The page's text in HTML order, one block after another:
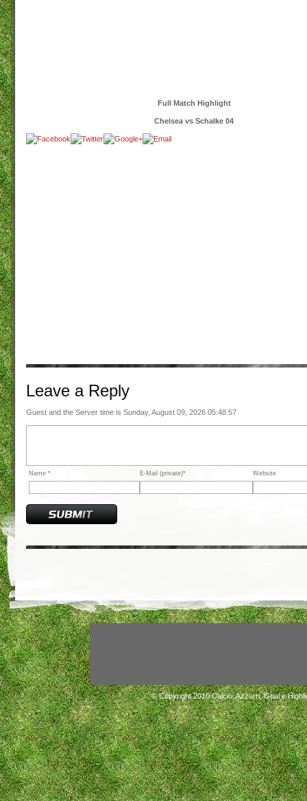
Full Match Highlight
Chelsea vs Schalke 04
Leave a Reply
Guest and the Server time is Sunday, August 09, 2026 05:48:57
Name * E-Mail (private)* Website
© Copyright 2010Calcio, Azzurri, Goal e